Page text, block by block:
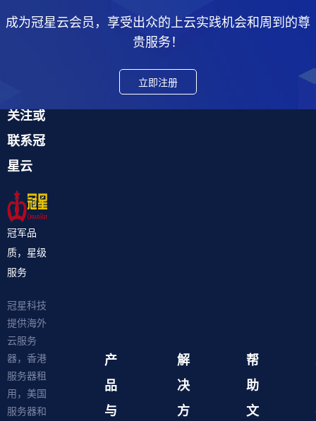
成为冠星云会员，享受出众的上云实践机会和周到的尊
贵服务！
立即注册
关注或
联系冠
星云
冠军品
质，星级
服务
冠星科技
提供海外
云服务
器，香港
服务器租
用，美国
服务器和
产
品
与
解
决
方
帮
助
文